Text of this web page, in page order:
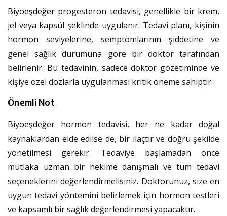
Biyoeşdeğer progesteron tedavisi, genellikle bir krem,
jel veya kapsül şeklinde uygulanır. Tedavi planı, kişinin
hormon seviyelerine, semptomlarının şiddetine ve
genel sağlık durumuna göre bir doktor tarafından
belirlenir. Bu tedavinin, sadece doktor gözetiminde ve
kişiye özel dozlarla uygulanması kritik öneme sahiptir.
Önemli Not
Biyoeşdeğer hormon tedavisi, her ne kadar doğal
kaynaklardan elde edilse de, bir ilaçtır ve doğru şekilde
yönetilmesi gerekir. Tedaviye başlamadan önce
mutlaka uzman bir hekime danışmalı ve tüm tedavi
seçeneklerini değerlendirmelisiniz. Doktorunuz, size en
uygun tedavi yöntemini belirlemek için hormon testleri
ve kapsamlı bir sağlık değerlendirmesi yapacaktır.